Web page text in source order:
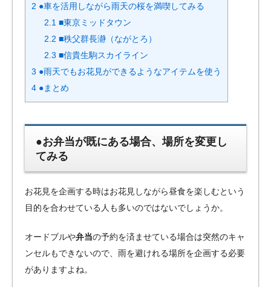
2 ●車を活用しながら雨天の桜を満喫してみる
2.1 ■東京ミッドタウン
2.2 ■秩父群長瀞（ながとろ）
2.3 ■信貴生駒スカイライン
3 ●雨天でもお花見ができるようなアイテムを使う
4 ●まとめ
●お弁当が既にある場合、場所を変更し
てみる
お花見を企画する時はお花見しながら昼食を楽しむという
目的を合わせている人も多いのではないでしょうか。
オードブルや弁当の予約を済ませている場合は突然のキャ
ンセルもできないので、雨を避けれる場所を企画する必要
がありますよね。